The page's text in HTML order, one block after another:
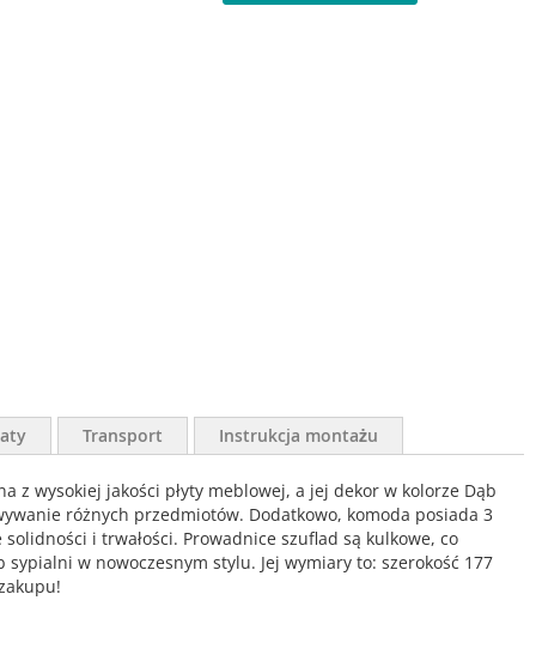
z wysokiej jakości płyty meblowej, a jej dekor w kolorze Dąb
różnych przedmiotów. Dodatkowo, komoda posiada 3
i trwałości. Prowadnice szuflad są kulkowe, co
w nowoczesnym stylu. Jej wymiary to: szerokość 177
Transport Instrukcja montażu